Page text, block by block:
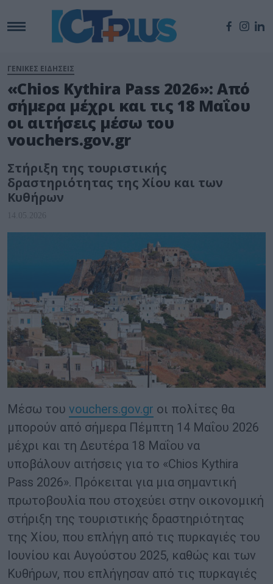
ΓΕΝΙΚΕΣ ΕΙΔΗΣΕΙΣ
«Chios Kythira Pass 2026»: Από
σήμερα μέχρι και τις 18 Μαΐου
οι αιτήσεις μέσω του
vouchers.gov.gr
Στήριξη της τουριστικής
δραστηριότητας της Χίου και των
Κυθήρων
14.05.2026
Μέσω του vouchers.gov.gr οι πολίτες θα
μπορούν από σήμερα Πέμπτη 14 Μαΐου 2026
μέχρι και τη Δευτέρα 18 Μαΐου να
υποβάλουν αιτήσεις για το «Chios Kythira
Pass 2026». Πρόκειται για μια σημαντική
πρωτοβουλία που στοχεύει στην οικονομική
στήριξη της τουριστικής δραστηριότητας
της Χίου, που επλήγη από τις πυρκαγιές του
Ιουνίου και Αυγούστου 2025, καθώς και των
Κυθήρων, που επλήγησαν από τις πυρκαγιές